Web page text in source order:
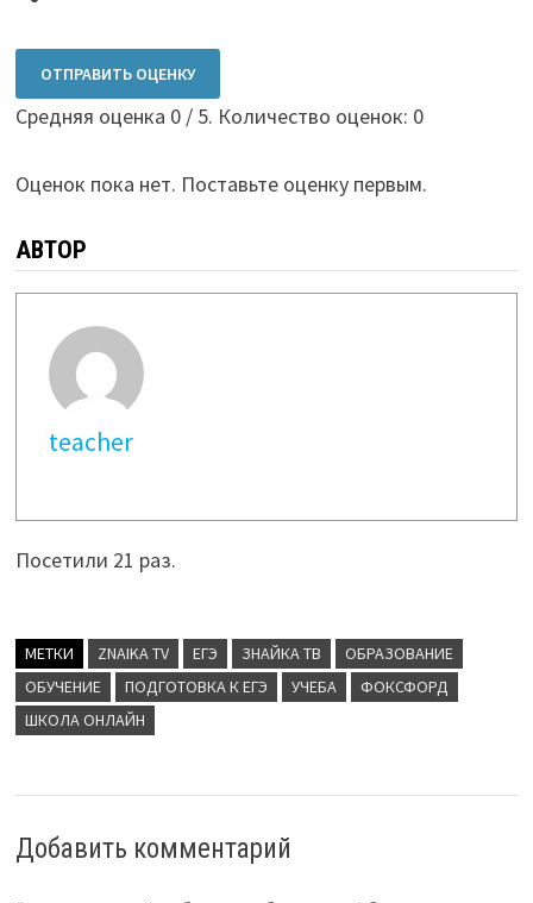
ОТПРАВИТЬ ОЦЕНКУ
Средняя оценка 0/ 5. Количество оценок: 0
Оценок пока нет. Поставьте оценку первым.
АВТОР
teacher
Посетили 21 раз.
МЕТКИ ZNAIKA TV ЕГЭ ЗНАЙКА ТВ
ОБРАЗОВАНИЕ
ОБУЧЕНИЕ
ПОДГОТОВКА К ЕГЭ УЧЕБА
ФОКСФОРД
ШКОЛА ОНЛАЙН
Добавить комментарий